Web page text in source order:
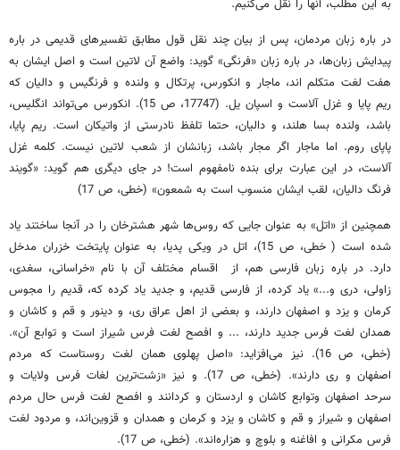
به این مطلب، آنها را نقل می‌کنیم.
در باره زبان مردمان، پس از بیان چند نقل قول مطابق تفسیرهای قدیمی در باره
پیدایش زبان‌ها، در باره زبان «فرنگی» گوید: واضع آن لاتین است و اصل ایشان به
هفت لغت متکلم اند، ماجار و انکورس، پرتکال و ولنده و فرنگیس و دالیان که
ریم پایا و غزل آلاست و اسپان یل. (17747، ص 15). انکورس می‌تواند انگلیس،
باشد، ولنده بسا هلند، و دالیان، حتما تلفظ نادرستی از واتیکان است. ریم پایا،
پاپای روم. اما ماجار اگر مجار باشد، زبانشان از شعب لاتین نیست. کلمه غزل
آلاست، در این عبارت برای بنده نامفهوم است! در جای دیگری هم گوید: «گویند
فرنگ دالیان، لقب ایشان منسوب است به شمعون» (خطی، ص 17)
همچنین از «اتل» به عنوان جایی که روس‌ها شهر هشترخان را در آنجا ساختند یاد
شده است ( خطی، ص 15)، اتل در ویکی پدیا، به عنوان پایتخت خزران مدخل
دارد. در باره زبان فارسی هم، از اقسام مختلف آن با نام «خراسانی، سغدی،
زاولی، دری و...» یاد کرده، از فارسی قدیم، و جدید یاد کرده که، قدیم را مجوس
کرمان و یزد و اصفهان دارند، و بعضی از اهل عراق ری، و دینور و قم و کاشان و
همدان لغت فرس جدید دارند، ... و افصح لغت فرس شیراز است و توابع آن».
(خطی، ص 16). نیز می‌افزاید: «اصل پهلوی همان لغت روستاست که مردم
اصفهان و ری دارند». (خطی، ص 17). و نیز «زشت‌ترین لغات فرس ولایات و
سرحد اصفهان وتوابع کاشان و اردستان و کردانند و افصح لغت فرس حال مردم
اصفهان و شیراز و قم و کاشان و یزد و کرمان و همدان و قزوین‌اند، و مردود لغت
فرس مکرانی و افاغنه و بلوچ و هزاره‌اند». (خطی، ص 17).